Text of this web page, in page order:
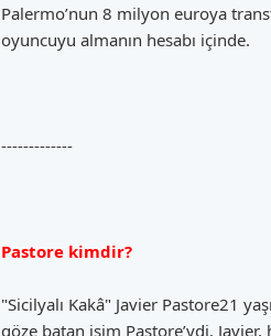
Palermo’nun 8 milyon euroya
oyuncuyu almanın hesabı içinde.
-------------
Pastore kimdir?
"Sicilyalı Kakâ" Javier Pastore21
göze batan isim Pastore’ydi.